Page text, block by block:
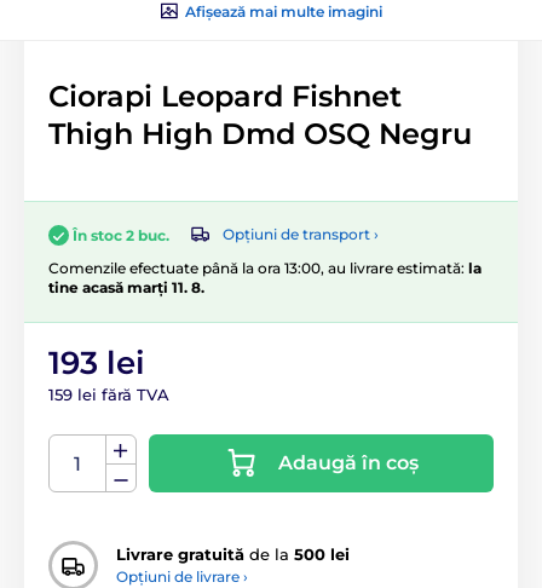
Afișează mai multe imagini
Ciorapi Leopard Fishnet
Thigh High Dmd OSQ Negru
În stoc 2 buc.
Opțiuni de transport ›
Comenzile efectuate până la ora 13:00, au livrare estimată: la
tine acasă marți 11. 8.
193 lei
159 lei fără TVA
Adaugă în coș
Livrare gratuită de la 500 lei
Opțiuni de livrare ›